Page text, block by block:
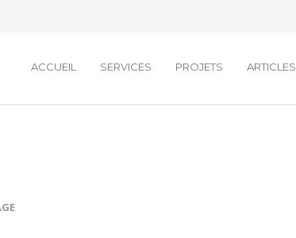
ACCUEIL SERVICES PROJETS ARTICLES